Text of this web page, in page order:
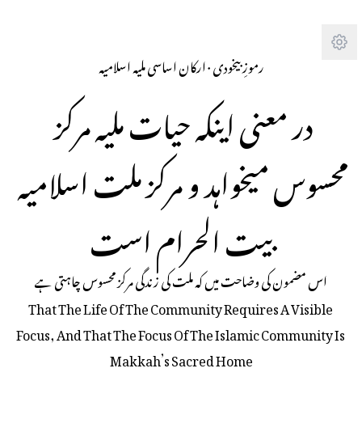
رموزِ بیخودی· ارکان اساسی ملیہ اسلامیہ
در معنی اینکہ حیات ملیہ مرکز
بیت الحرام است
اس مضمون کی وضاحت میں کہ ملت کی زندگی مرکز محسوس چاہتی ہے
That The Life Of The Community Requires A Visible
Focus, And That The Focus Of The Islamic Community Is
Makkah’s Sacred Home